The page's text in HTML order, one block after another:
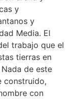
y
y
Media. El
trabajo que el
tierras en
de este
construido,
con